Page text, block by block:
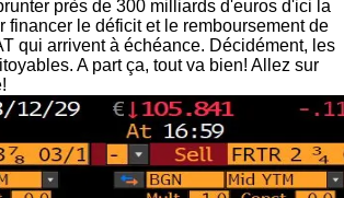
près de 300 milliards d'euros d'ici la
financer le déficit et le remboursement de
qui arrivent à échéance. Décidément, les
A part ça, tout va bien! Allez sur